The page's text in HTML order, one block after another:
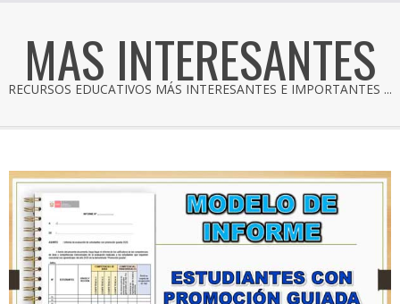
MAS INTERESANTES
RECURSOS EDUCATIVOS MÁS INTERESANTES E IMPORTANTES ...